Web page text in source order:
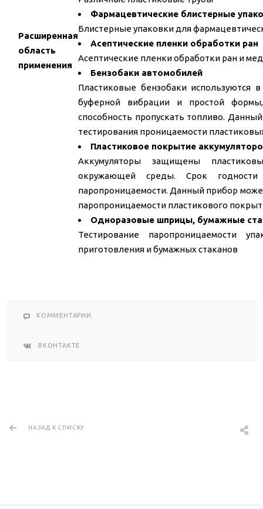
Расширенная
область
применения
Фармацевтические блистерные
Блистерные упаковки для
Асептические пленки обработки ран
Асептические пленки обработки ран и
Бензобаки автомобилей
Пластиковые бензобаки используются
буферной вибрации и простой
способность пропускать топливо.
тестирования проницаемости
Пластиковое покрытие
Аккумуляторы защищены
окружающей среды. Срок годности
паропроницаемости. Данный прибор
паропроницаемости пластикового
Одноразовые шприцы, бумажные
Тестирование паропроницаемости
приготовления и бумажных стаканов
КОММЕНТАРИИ
ВКОНТАКТЕ
НАЗАД К СПИСКУ